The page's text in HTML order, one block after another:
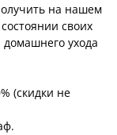
на нашем
своих
ухода
(скидки не